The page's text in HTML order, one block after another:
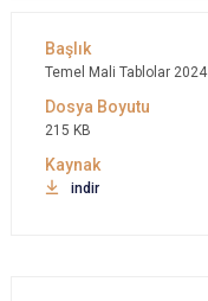
Temel Mali Tablolar 2024
215 KB
indir